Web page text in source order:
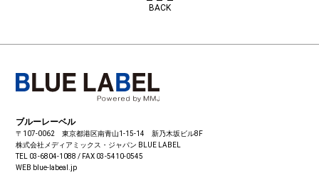
BACK
ブルーレーベル
〒107-0062 東京都港区南青山1-15-14 新乃木坂ビル8F
株式会社メディアミックス・ジャパン BLUE LABEL
TEL 03-6804-1088 / FAX 03-5410-0545
WEB blue-labeal.jp